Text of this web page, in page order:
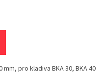
pro kladiva BKA 30, BKA 40